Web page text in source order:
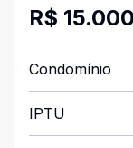
R$
Condomínio
IPTU